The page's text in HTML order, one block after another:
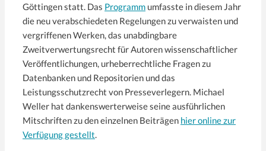
Göttingen statt. Das Programm umfasste in diesem Jahr
die neu verabschiedeten Regelungen zu verwaisten und
vergriffenen Werken, das unabdingbare
Zweitverwertungsrecht für Autoren wissenschaftlicher
Veröffentlichungen, urheberrechtliche Fragen zu
Datenbanken und Repositorien und das
Leistungsschutzrecht von Presseverlegern. Michael
Weller hat dankenswerterweise seine ausführlichen
Mitschriften zu den einzelnen Beiträgen hier online zur
Verfügung gestellt.